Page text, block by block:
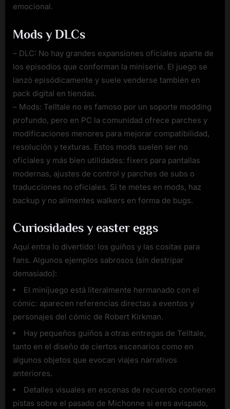
emocional.
Mods y DLCs
– DLC: No hay grandes expansiones oficiales aparte de
los episodios que conforman la miniserie. El juego se
lanzó episódicamente y suele venderse también en
pack digital en tiendas.
– Mods: Telltale no es famoso por un soporte modding
profundo, pero en PC la comunidad ofrece parches y
modificaciones menores para mejorar compatibilidad,
resolución y texturas. Estos mods suelen ser no
oficiales y más bien utilidades: fixers para pantallas
modernas, ajustes de control y parches de subs o
traducciones no oficiales. Si te metes en mods, haz
backup y no alimentes walkers en forma de bugs.
Curiosidades y easter eggs
Aquí entra lo divertido: los guiños y las cositas para
fans. Algunos ejemplos sabrosos (sin destripar
demasiado):
El minijuego está literalmente hermanado con el
cómic: aparecen referencias directas a eventos y
personajes del cómic de Robert Kirkman.
Hay pequeños guiños a otras entregas de Telltale,
tanto en el diseño de ciertos escenarios como en
algunos objetos que evocan viajes narrativos
anteriores.
Detalles visuales en escenas de recuerdo contienen
pistas sobre el pasado de Michonne si eres avispado,